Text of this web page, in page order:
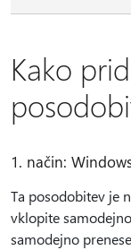
Kako
1. način:
Ta posodobitev je
vklopite
samodejno